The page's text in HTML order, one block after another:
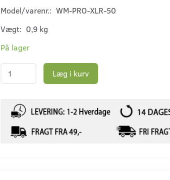
Model/varenr.: WM-PRO-XLR-50
Vægt: 0,9 kg
På lager
Læg i kurv